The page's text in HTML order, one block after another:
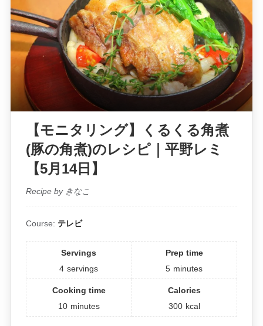
【モニタリング】くるくる角煮
(豚の角煮)のレシピ｜平野レミ
【5月14日】
Recipe by きなこ
Course: テレビ
Servings
4 servings
Prep time
5 minutes
Cooking time
10 minutes
Calories
300 kcal